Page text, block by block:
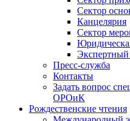
Сектор
Канцелярия
Сектор
Экспертный
Пресс-служба
Контакты
Задать вопрос
ОРОиК
Рождественские чтения